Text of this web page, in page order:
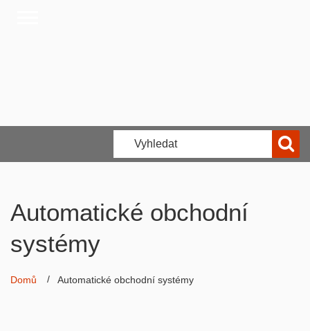
Automatické obchodní
systémy
Domů Automatické obchodní systémy